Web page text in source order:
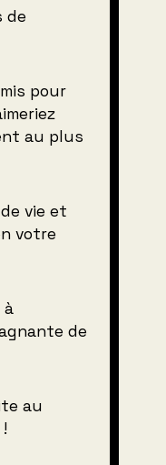
de
pour
au plus
vie et
votre
à
de
au